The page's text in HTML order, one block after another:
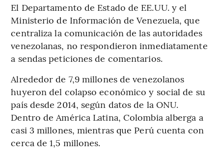
El Departamento de Estado de EE.UU. y el
Ministerio de Información de Venezuela, que
centraliza la comunicación de las autoridades
venezolanas, no respondieron inmediatamente
a sendas peticiones de comentarios.
Alrededor de 7,9 millones de venezolanos
huyeron del colapso económico y social de su
país desde 2014, según datos de la ONU.
Dentro de América Latina, Colombia alberga a
casi 3 millones, mientras que Perú cuenta con
cerca de 1,5 millones.